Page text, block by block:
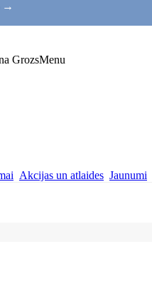
→
GrozsMenu
Akcijas un atlaides Jaunumi